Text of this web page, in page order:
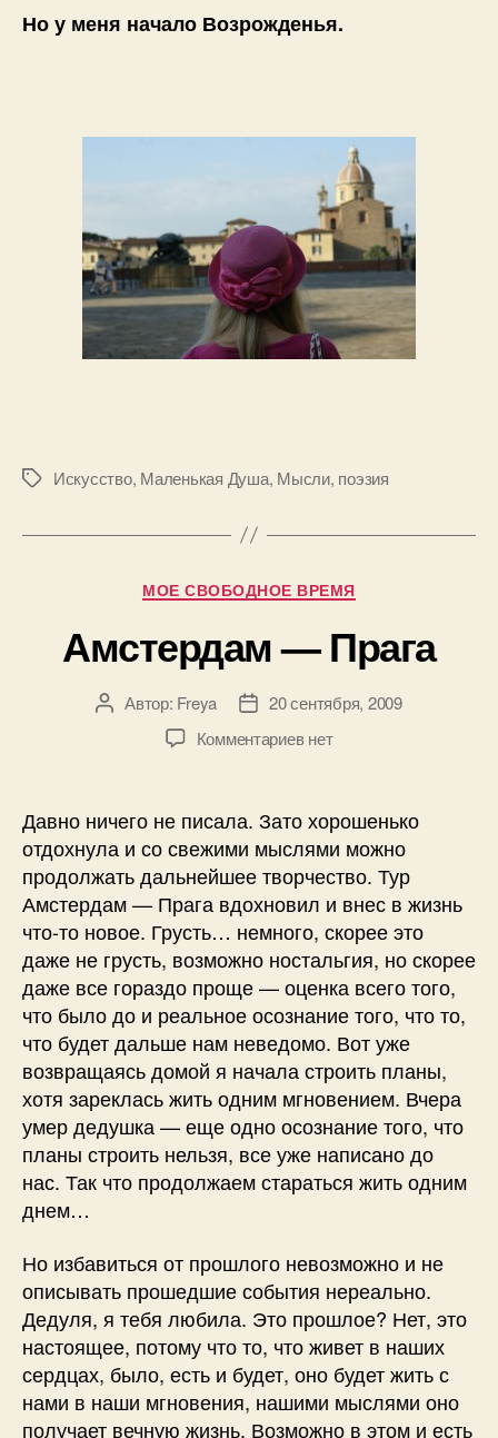
Но у меня начало Возрожденья.
МеткиИскусство, Маленькая Душа, Мысли, поэзия
Рубрики
МОЕ СВОБОДНОЕ ВРЕМЯ
Амстердам — Прага
АвторАвтор: Freya
Дата20 сентября, 2009
Комментариевк
Прага
нет
Давно ничего не писала. Зато хорошенько
отдохнула и со свежими мыслями можно
продолжать дальнейшее творчество. Тур
Амстердам — Прага вдохновил и внес в жизнь
что-то новое. Грусть… немного, скорее это
даже не грусть, возможно ностальгия, но скорее
даже все гораздо проще — оценка всего того,
что было до и реальное осознание того, что то,
что будет дальше нам неведомо. Вот уже
возвращаясь домой я начала строить планы,
хотя зареклась жить одним мгновением. Вчера
умер дедушка — еще одно осознание того, что
планы строить нельзя, все уже написано до
нас. Так что продолжаем стараться жить одним
днем…
Но избавиться от прошлого невозможно и не
описывать прошедшие события нереально.
Дедуля, я тебя любила. Это прошлое? Нет, это
настоящее, потому что то, что живет в наших
сердцах, было, есть и будет, оно будет жить с
нами в наши мгновения, нашими мыслями оно
получает вечную жизнь. Возможно в этом и есть